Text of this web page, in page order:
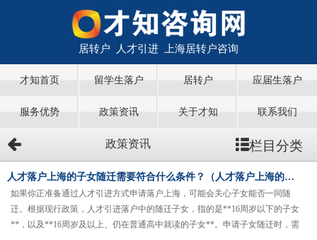
居转户 人才引进 上海居转户咨询
才知首页 留学生落户 居转户 应届生落户
服务优势 政策资讯 关于才知 联系我们
政策资讯 栏目分类
人才落户上海的子女随迁需要符合什么条件？（人才落户上海的子女随迁需要符合什么条件吗）
如果你正准备通过人才引进方式申请落户上海，可能会关心子女能否一同随
迁。根据现行政策，人才引进落户中的随迁子女，指的是**16周岁以下的子女
**，以及**16周岁及以上、仍在普通高中就读的子女**。申请子女随迁时，需